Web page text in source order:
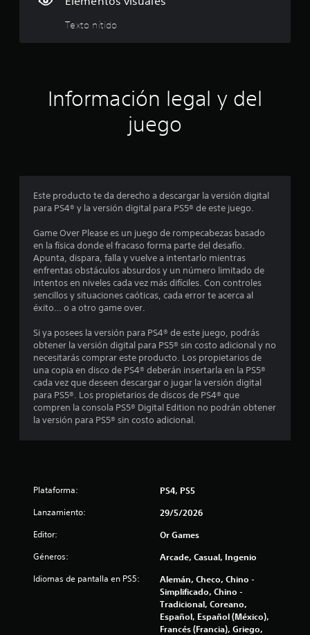
e
i
5
e
s
r
e
l
l
a
s
c
o
e
Texto nítido
Información legal y del
juego
Este producto te da derecho a descargar la versión digital
para PS4® y la versión digital para PS5® de este juego.
Game Over Please es un juego de rompecabezas basado
en la física donde el fracaso forma parte del desafío.
Apunta, dispara, falla y vuelve a intentarlo mientras
enfrentas obstáculos absurdos y un número limitado de
intentos en niveles cada vez más difíciles. Con controles
sencillos y situaciones caóticas, cada error te acerca al
éxito… o a otro game over.
Si ya posees la versión para PS4® de este juego, podrás
obtener la versión digital para PS5® sin costo adicional y no
necesitarás comprar este producto. Los propietarios de
una copia en disco de PS4® deberán insertarla en la PS5®
cada vez que deseen descargar o jugar la versión digital
para PS5®. Los propietarios de discos de PS4® que
compren la consola PS5® Digital Edition no podrán obtener
la versión para PS5® sin costo adicional.
Plataforma: PS4, PS5
Lanzamiento: 29/5/2026
Editor: Or Games
Géneros: Arcade, Casual, Ingenio
Idiomas de pantalla en PS5:
Alemán, Checo, Chino -
Simplificado, Chino -
Tradicional, Coreano,
Español, Español (México),
Francés (Francia), Griego,